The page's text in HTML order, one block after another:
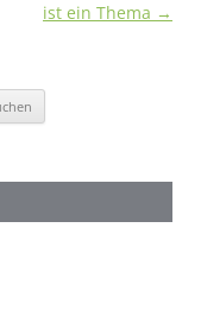
ist ein Thema →